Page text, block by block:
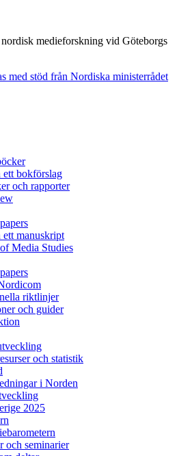
medieforskning vid Göteborgs
ett bokförslag
och rapporter
ett manuskript
Media Studies
riktlinjer
och guider
och statistik
i Norden
2025
och seminarier